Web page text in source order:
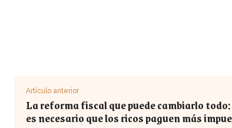
Artículo anterior
La reforma fiscal que puede cambiarlo todo:
es necesario que los ricos paguen más